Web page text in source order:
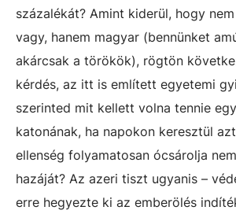
százalékát? Amint kiderül, hogy
vagy, hanem magyar (bennünket
akárcsak a törökök), rögtön
kérdés, az itt is említett egyetemi
szerinted mit kellett volna tennie
katonának, ha napokon keresztül
ellenség folyamatosan ócsárolja
hazáját? Az azeri tiszt ugyanis –
erre hegyezte ki az emberölés